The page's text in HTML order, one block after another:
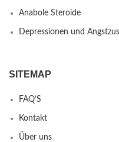
Anabole Steroide
Depressionen und
SITEMAP
FAQ’S
Kontakt
Über uns